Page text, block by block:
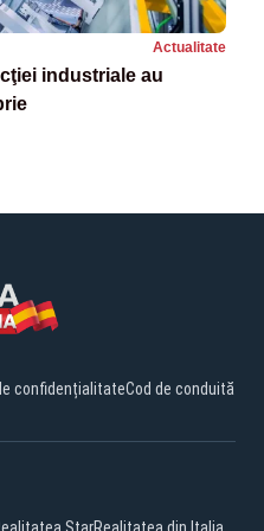
Actualitate
industriale au
confidențialitateCod de conduită